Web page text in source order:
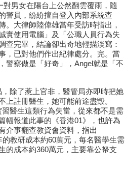
男女在陽台上公然翻雲覆雨，隨
警員，紛紛擅自登入內部系統查
。大律師陸偉雄當年受訪時指出，
實使用電腦」及「公職人員行為失
查完畢，結論卻出奇地輕描淡寫：
，已對他們作出紀律處分。完。當
警察做是「好奇」，Angel就是「不
除了惹上官非，醫管局亦即時把她
上註冊醫生，她可能前途盡毀。
醫生這類行為失當，從來都不是需
幅報道此事的《香港01》，也許為
介事翻查教資會資料，指出
教研成本約60萬元，每名醫學生需
的成本約360萬元，主要靠公帑支